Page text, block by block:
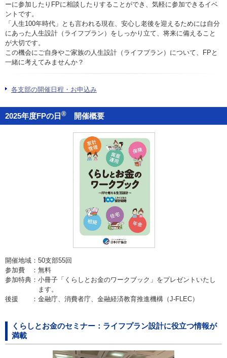
日本FP協会について
パーソナルファイナンス教育について
アクセス
法人・行政機関の方へ
報道・メディア関係者の方へ
CLOSE
ーに参加したりFPに相談したりすることができ、気軽に参加できるイベ
ントです。
「人生100年時代」とも言われる現在、安心し老後を迎えるためには自分
にあった人生設計（ライフプラン）をしっかり立て、将来に備えること
が大切です。
この機会にご自身やご家族の人生設計（ライフプラン）について、FPと
一緒に考えてみませんか？
各支部の開催日程・お申込み
2025年度FPの日 ® 開催概要
開催地域： 50支部55回
参加費 ： 無料
参加特典： 小冊子「くらしとお金のワークブック」をプレゼントいたし
ます。
後援 ： 金融庁、消費者庁、金融経済教育推進機構（J-FLEC）
くらしとお金のセミナー：ライフプラン設計に役立つ情報が
満載